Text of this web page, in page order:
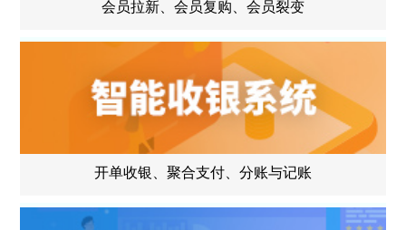
会员拉新、会员复购、会员裂变
开单收银、聚合支付、分账与记账